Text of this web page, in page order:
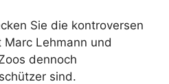
Sie die kontroversen
Lehmann und
dennoch
sind.